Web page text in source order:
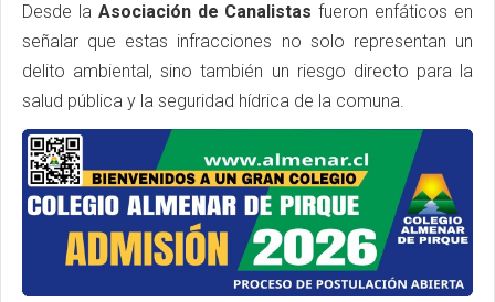
Desde la Asociación de Canalistas fueron enfáticos en
señalar que estas infracciones no solo representan un
delito ambiental, sino también un riesgo directo para la
salud pública y la seguridad hídrica de la comuna.